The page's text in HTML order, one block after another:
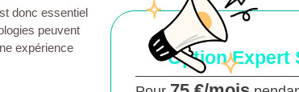
donc essentiel
peuvent
expérience
Option Expert